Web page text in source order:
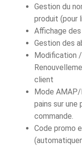
Gestion du
produit (pour
Affichage
Gestion des
Modification
client
Mode
pains sur une
commande.
Code promo